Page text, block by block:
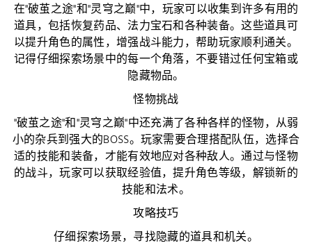
在"破茧之途"和"灵穹之巅"中，玩家可以收集到许多有用的
道具，包括恢复药品、法力宝石和各种装备。这些道具可
以提升角色的属性，增强战斗能力，帮助玩家顺利通关。
记得仔细探索场景中的每一个角落，不要错过任何宝箱或
隐藏物品。
怪物挑战
"破茧之途"和"灵穹之巅"中还充满了各种各样的怪物，从弱
小的杂兵到强大的BOSS。玩家需要合理搭配队伍，选择合
适的技能和装备，才能有效地应对各种敌人。通过与怪物
的战斗，玩家可以获取经验值，提升角色等级，解锁新的
技能和法术。
攻略技巧
仔细探索场景，寻找隐藏的道具和机关。